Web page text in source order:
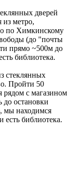
дверей
из метро,
по Химкинскому
(до "почты
прямо ~500м до
библиотека.
стеклянных
Пройти 50
рядом с магазином
до остановки
мы находимся
есть библиотека.